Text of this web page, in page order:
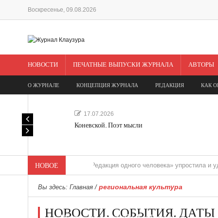
Воскресенье, 09.08.2026
НОВОСТИ ПЕЧАТНЫЕ ВЫПУСКИ ЖУРНАЛА АВТОРЫ
О ЖУРНАЛЕ КОНЦЕПЦИЯ ЖУРНАЛА РЕДАКЦИЯ КАК
17.07.2026
Коневской. Поэт мысли
НОВОЕ«Редакция одного человека» упростила и
Вы здесь: Главная/ региональная культура
НОВОСТИ. СОБЫТИЯ. ДАТЫ